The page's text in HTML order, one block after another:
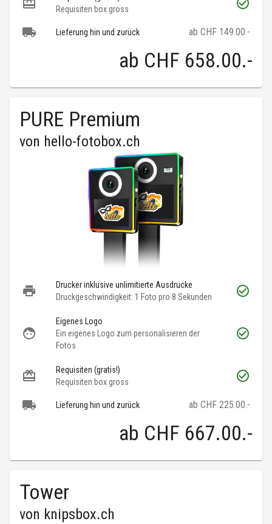
Requisiten box gross
Lieferung hin und zurück ab CHF 149.00.-
ab CHF 658.00.-
PURE Premium
von hello-fotobox.ch
Drucker inklusive unlimitierte Ausdrucke
Druckgeschwindigkeit: 1 Foto pro 8 Sekunden
Eigenes Logo
Ein eigenes Logo zum personalisieren der
Fotos
Requisiten (gratis!)
Requisiten box gross
Lieferung hin und zurück ab CHF 225.00.-
ab CHF 667.00.-
Tower
von knipsbox.ch